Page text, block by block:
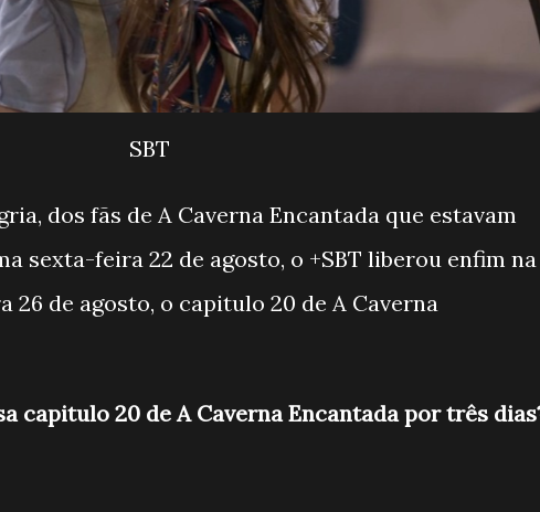
SBT
dos fãs de A Caverna Encantada que estavam
sexta-feira 22 de agosto, o +SBT liberou enfim na
26 de agosto, o capitulo 20 de A Caverna
capitulo 20 de A Caverna Encantada por três